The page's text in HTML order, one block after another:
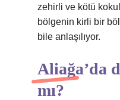
zehirli ve kötü
bölgenin kirli bir
bile anlaşılıyor.
Aliağa’da
mı?